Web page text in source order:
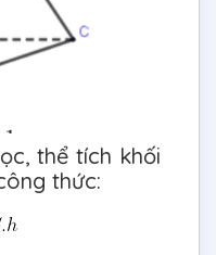
thể tích khối
thức: